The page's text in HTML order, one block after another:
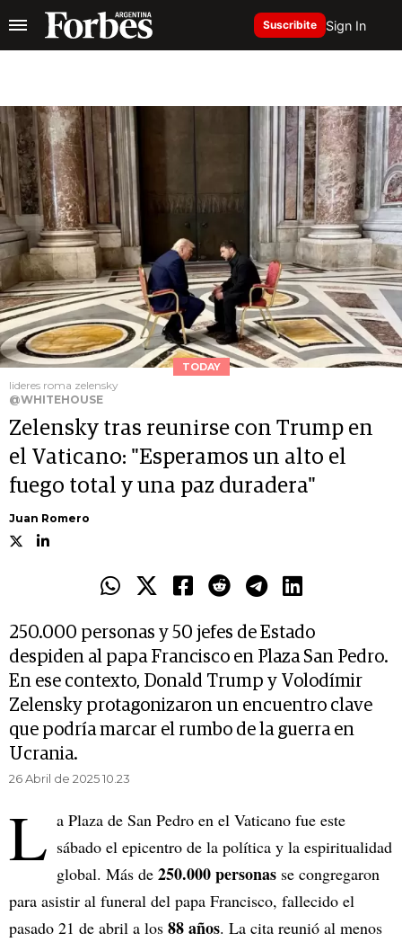
Suscribite Sign In
TODAY
lideres roma zelensky
@WHITEHOUSE
Zelensky tras reunirse con Trump en
el Vaticano: "Esperamos un alto el
fuego total y una paz duradera"
Juan Romero
250.000 personas y 50 jefes de Estado
despiden al papa Francisco en Plaza San Pedro.
En ese contexto, Donald Trump y Volodímir
Zelensky protagonizaron un encuentro clave
que podría marcar el rumbo de la guerra en
Ucrania.
26 Abril de 2025 10.23
L a Plaza de San Pedro en el Vaticano fue este
sábado el epicentro de la política y la espiritualidad
global. Más de 250.000 personas se congregaron
para asistir al funeral del papa Francisco, fallecido el
pasado 21 de abril a los 88 años. La cita reunió al menos